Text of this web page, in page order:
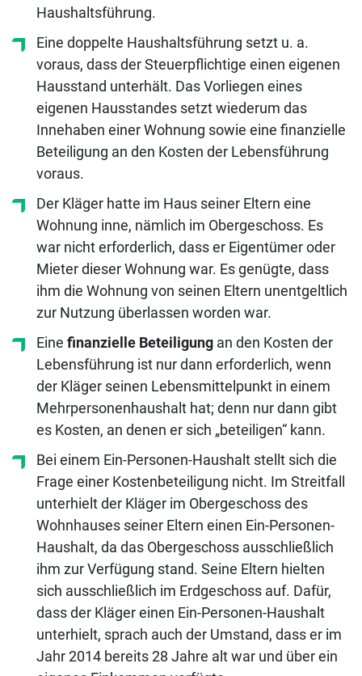
Haushaltsführung.
Eine doppelte Haushaltsführung setzt u. a.
voraus, dass der Steuerpflichtige einen eigenen
Hausstand unterhält. Das Vorliegen eines
eigenen Hausstandes setzt wiederum das
Innehaben einer Wohnung sowie eine finanzielle
Beteiligung an den Kosten der Lebensführung
voraus.
Der Kläger hatte im Haus seiner Eltern eine
Wohnung inne, nämlich im Obergeschoss. Es
war nicht erforderlich, dass er Eigentümer oder
Mieter dieser Wohnung war. Es genügte, dass
ihm die Wohnung von seinen Eltern unentgeltlich
zur Nutzung überlassen worden war.
Eine finanzielle Beteiligung an den Kosten der
Lebensführung ist nur dann erforderlich, wenn
der Kläger seinen Lebensmittelpunkt in einem
Mehrpersonenhaushalt hat; denn nur dann gibt
es Kosten, an denen er sich „beteiligen“ kann.
Bei einem Ein-Personen-Haushalt stellt sich die
Frage einer Kostenbeteiligung nicht. Im Streitfall
unterhielt der Kläger im Obergeschoss des
Wohnhauses seiner Eltern einen Ein-Personen-
Haushalt, da das Obergeschoss ausschließlich
ihm zur Verfügung stand. Seine Eltern hielten
sich ausschließlich im Erdgeschoss auf. Dafür,
dass der Kläger einen Ein-Personen-Haushalt
unterhielt, sprach auch der Umstand, dass er im
Jahr 2014 bereits 28 Jahre alt war und über ein